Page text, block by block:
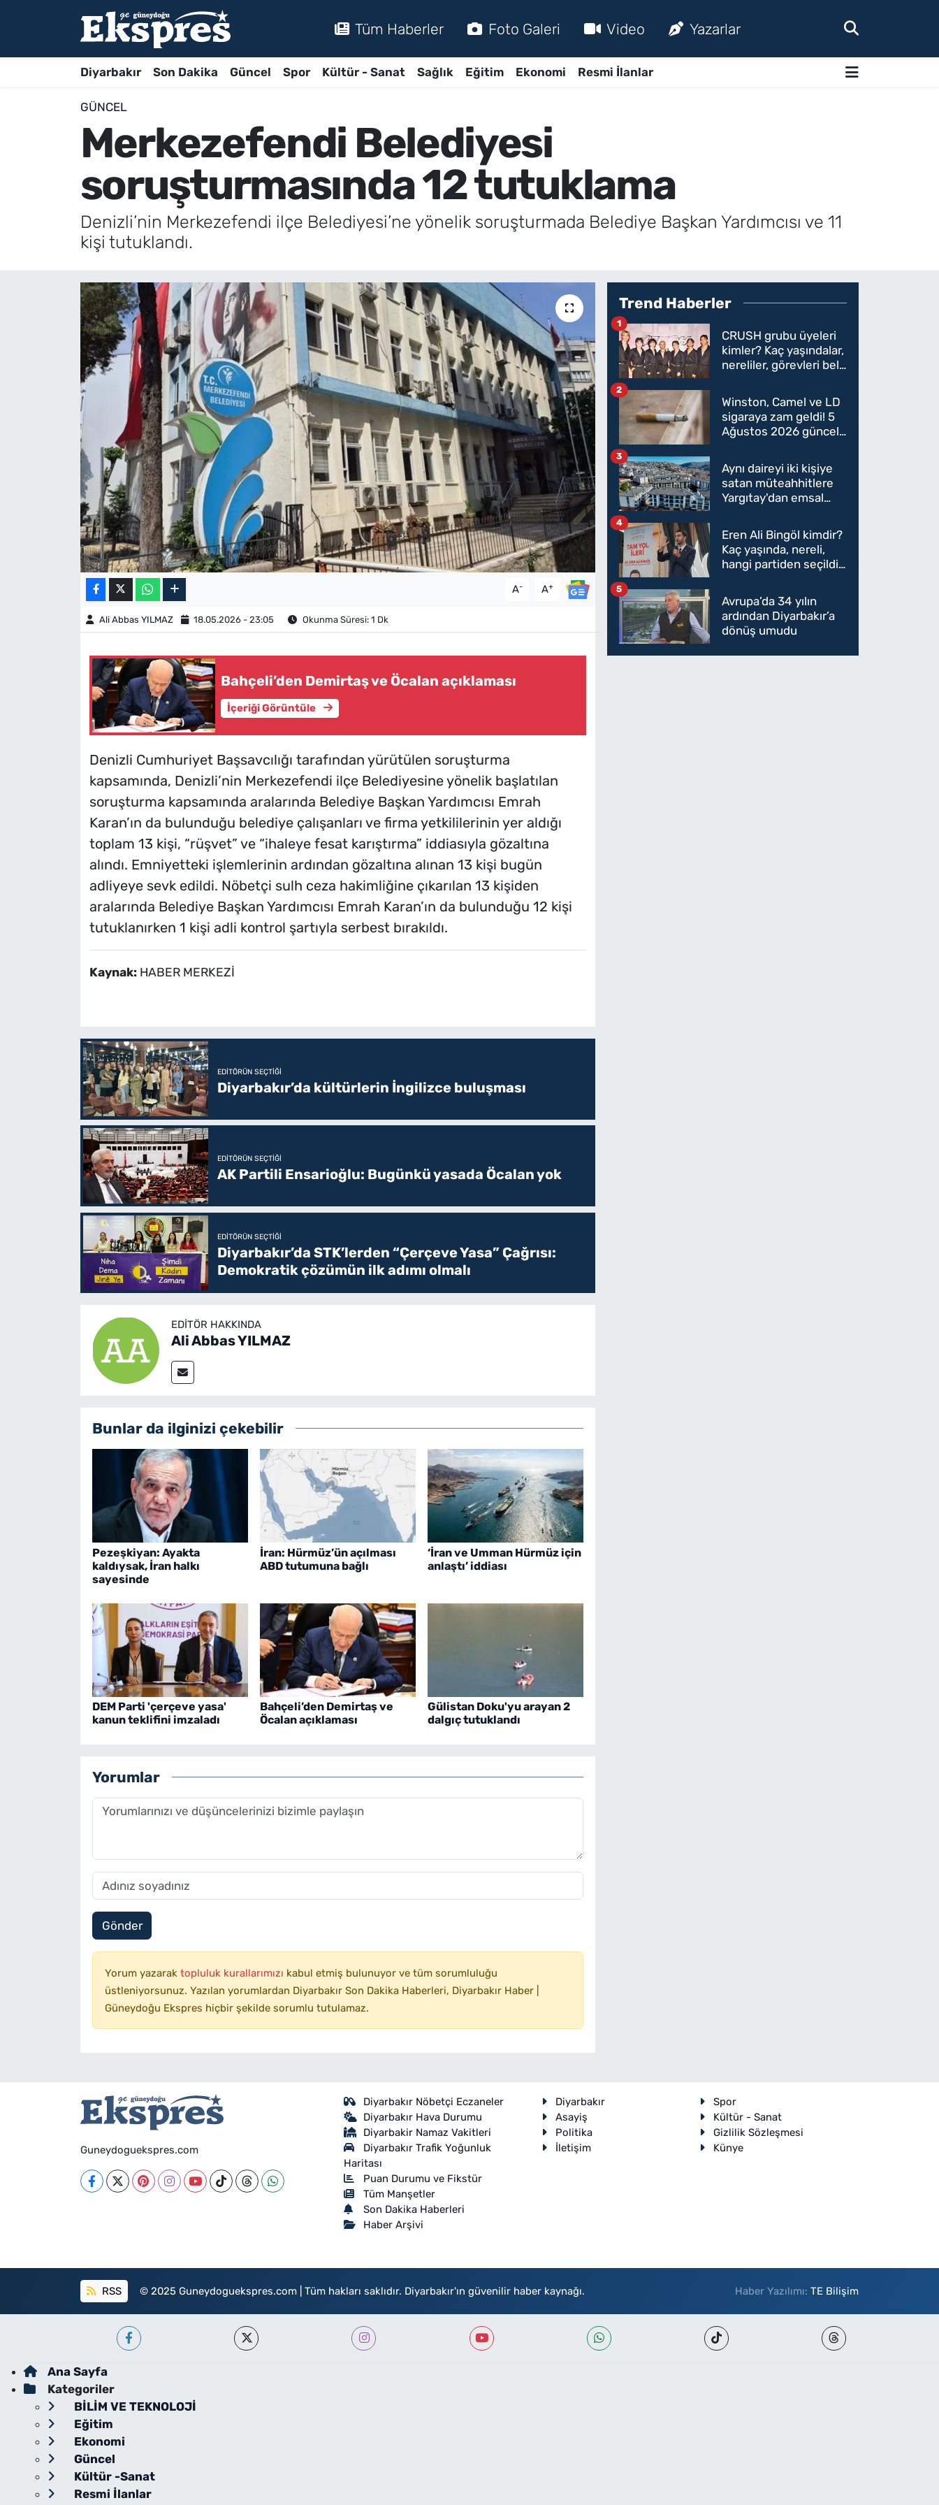
Tüm Haberler Foto Galeri Video Yazarlar
Diyarbakır Son Dakika Güncel Spor Kültür - Sanat Sağlık Eğitim Ekonomi Resmi İlanlar
GÜNCEL
Merkezefendi Belediyesi
soruşturmasında 12 tutuklama
Denizli’nin Merkezefendi ilçe Belediyesi’ne yönelik soruşturmada Belediye Başkan Yardımcısı ve 11
kişi tutuklandı.
A- A+
Ali Abbas YILMAZ 18.05.2026 - 23:05 Okunma Süresi: 1 Dk
Bahçeli’den Demirtaş ve Öcalan açıklaması
İçeriği Görüntüle
Denizli Cumhuriyet Başsavcılığı tarafından yürütülen soruşturma
kapsamında, Denizli’nin Merkezefendi ilçe Belediyesine yönelik başlatılan
soruşturma kapsamında aralarında Belediye Başkan Yardımcısı Emrah
Karan’ın da bulunduğu belediye çalışanları ve firma yetkililerinin yer aldığı
toplam 13 kişi, “rüşvet” ve “ihaleye fesat karıştırma” iddiasıyla gözaltına
alındı. Emniyetteki işlemlerinin ardından gözaltına alınan 13 kişi bugün
adliyeye sevk edildi. Nöbetçi sulh ceza hakimliğine çıkarılan 13 kişiden
aralarında Belediye Başkan Yardımcısı Emrah Karan’ın da bulunduğu 12 kişi
tutuklanırken 1 kişi adli kontrol şartıyla serbest bırakıldı.
Kaynak: HABER MERKEZİ
EDITÖRÜN SEÇTIĞI
Diyarbakır’da kültürlerin İngilizce buluşması
EDITÖRÜN SEÇTIĞI
AK Partili Ensarioğlu: Bugünkü yasada Öcalan yok
EDITÖRÜN SEÇTIĞI
Diyarbakır’da STK’lerden “Çerçeve Yasa” Çağrısı:
Demokratik çözümün ilk adımı olmalı
EDITÖR HAKKINDA
Ali Abbas YILMAZ
Bunlar da ilginizi çekebilir
Pezeşkiyan: Ayakta
kaldıysak, İran halkı
sayesinde
İran: Hürmüz’ün açılması
ABD tutumuna bağlı
‘İran ve Umman Hürmüz için
anlaştı’ iddiası
DEM Parti 'çerçeve yasa'
kanun teklifini imzaladı
Bahçeli’den Demirtaş ve
Öcalan açıklaması
Gülistan Doku'yu arayan 2
dalgıç tutuklandı
Yorumlar
Gönder
Yorum yazarak topluluk kurallarımızı kabul etmiş bulunuyor ve tüm sorumluluğu
üstleniyorsunuz. Yazılan yorumlardan Diyarbakır Son Dakika Haberleri, Diyarbakır Haber |
Güneydoğu Ekspres hiçbir şekilde sorumlu tutulamaz.
Trend Haberler
CRUSH grubu üyeleri
kimler? Kaç yaşındalar,
nereliler, görevleri belli
1
Winston, Camel ve LD
sigaraya zam geldi! 5
Ağustos 2026 güncel
oldu
2
Aynı daireyi iki kişiye
satan müteahhitlere
Yargıtay'dan emsal
3
Eren Ali Bingöl kimdir?
Kaç yaşında, nereli,
hangi partiden seçildi?
Parti'ye mi geçecek?
4
Avrupa’da 34 yılın
ardından Diyarbakır’a
dönüş umudu
5
Guneydoguekspres.com
Diyarbakır Nöbetçi Eczaneler
Diyarbakır Hava Durumu
Diyarbakir Namaz Vakitleri
Diyarbakır Trafik Yoğunluk
Haritası
Puan Durumu ve Fikstür
Tüm Manşetler
Son Dakika Haberleri
Haber Arşivi
Diyarbakır
Spor
Asayiş
Kültür - Sanat
Politika
Gizlilik Sözleşmesi
İletişim
Künye
RSS © 2025 Guneydoguekspres.com | Tüm hakları saklıdır. Diyarbakır'ın güvenilir haber kaynağı. Haber Yazılımı:TE Bilişim
Ana Sayfa
Kategoriler
BİLİM VE TEKNOLOJİ
Eğitim
Ekonomi
Güncel
Kültür -Sanat
Resmi İlanlar